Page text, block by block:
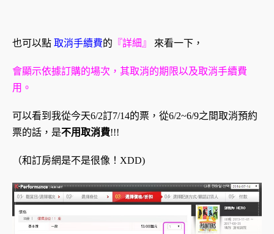
也可以點 取消手續費的 『詳細』 來看一下，
會顯示依據訂購的場次，其取消的期限以及取消手續費
用。
可以看到我從今天6/2訂7/14的票，從6/2~6/9之間取消預約
票的話，是不用取消費!!!
（和訂房網是不是很像！XDD)